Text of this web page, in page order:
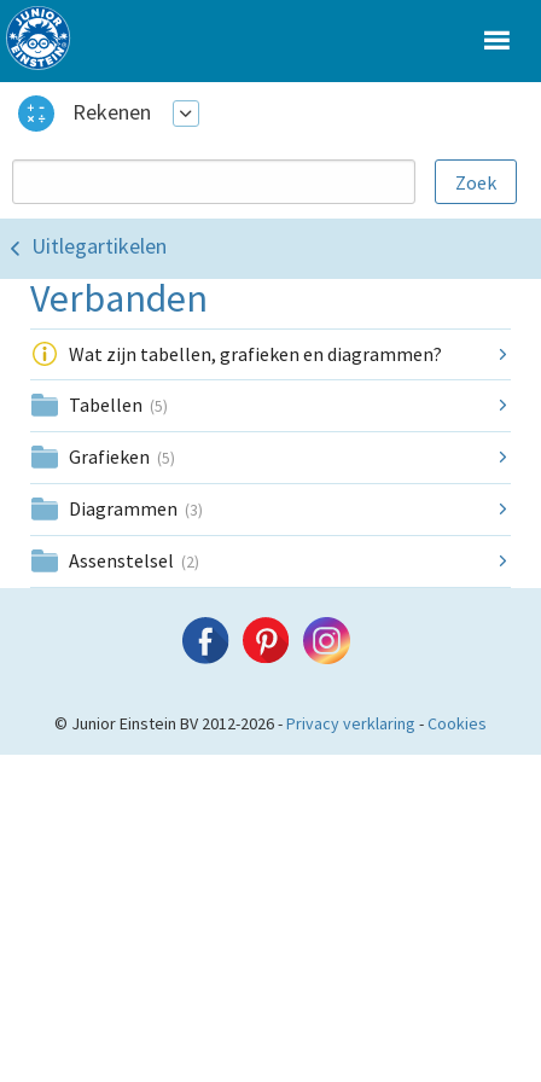
Rekenen
Uitlegartikelen
Verbanden
Wat zijn tabellen, grafieken en diagrammen?
Tabellen (5)
Grafieken (5)
Diagrammen (3)
Assenstelsel (2)
© Junior Einstein BV 2012-2026 -Privacy verklaring -Cookies